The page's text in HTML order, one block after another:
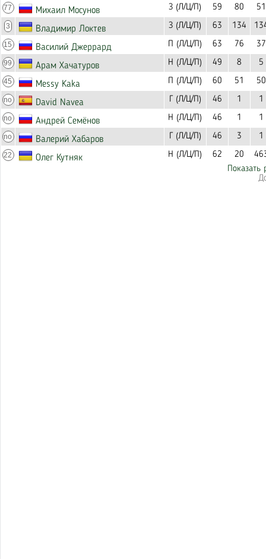
77 Михаил Мосунов З (Л/Ц/П) 59 80 51
3 Владимир Локтев З (Л/Ц/П) 63 134
15 Василий Джеррард П (Л/Ц/П) 63 76 37
99 Арам Хачатуров Н (Л/Ц/П) 49 8 5
45 Messy Kaka П (Л/Ц/П) 60 51 50
no David Navea Г (Л/Ц/П) 46 1 1
no Андрей Семёнов Н (Л/Ц/П) 46 1 1
no Валерий Хабаров Г (Л/Ц/П) 46 3 1
22 Олег Кутняк Н (Л/Ц/П) 62 20
Показать